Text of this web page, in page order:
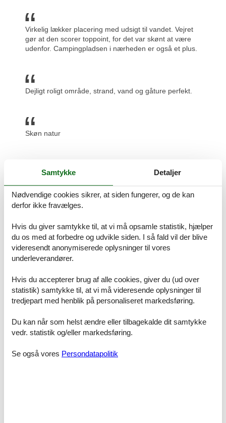
Virkelig lækker placering med udsigt til vandet. Vejret
gør at den scorer toppoint, for det var skønt at være
udenfor. Campingpladsen i nærheden er også et plus.
Dejligt roligt område, strand, vand og gåture perfekt.
Skøn natur
Ligger tæt på alt. Prøv skinnecyklerne.
Prisgaranti og kundeservice
Alle huse der udlejes gennem os er dækket af vores prisgaranti.
vores konkurrenter, som udlejer dit foretrukne sommerhus Fyn 22
personer til en pris, som er lavere end den, du finder hos os.
Hvis der en sjælden gang sker en smutter i vores priskontrol,
Hvis du har spørgsmål eller specielle ønsker i forbindelse med din
søgning efter et sommerhus Fyn 22 personer, er du meget
ring på 8724 2251.
Kundevurderinger af Feline Holidays
Samtykke Detaljer
Nødvendige cookies sikrer, at siden fungerer, og de kan
derfor ikke fravælges.
Hvis du giver samtykke til, at vi må opsamle statistik, hjælper
du os med at forbedre og udvikle siden. I så fald vil der blive
videresendt anonymiserede oplysninger til vores
underleverandører.
Hvis du accepterer brug af alle cookies, giver du (ud over
statistik) samtykke til, at vi må videresende oplysninger til
tredjepart med henblik på personaliseret markedsføring.
Du kan når som helst ændre eller tilbagekalde dit samtykke
vedr. statistik og/eller markedsføring.
Se også vores Persondatapolitik